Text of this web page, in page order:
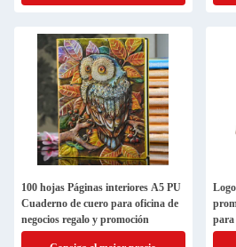
100 hojas Páginas interiores A5 PU
Cuaderno de cuero para oficina de
negocios regalo y promoción
para